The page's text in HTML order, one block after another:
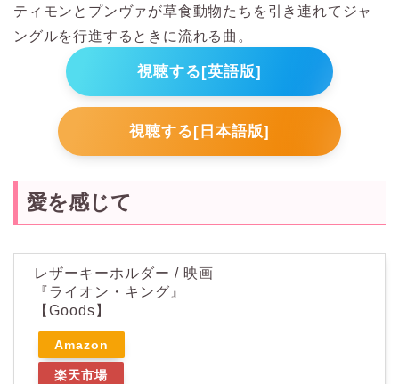
ティモンとプンヴァが草食動物たちを引き連れてジャ
ングルを行進するときに流れる曲。
視聴する[英語版]
視聴する[日本語版]
愛を感じて
レザーキーホルダー / 映画
『ライオン・キング』
【Goods】
Amazon
楽天市場